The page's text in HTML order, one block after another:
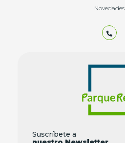
Novedades
Suscríbete a